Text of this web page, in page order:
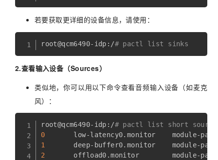
若要获取更详细的设备信息，请使用：
root@qcm6490-idp:/# pactl list sinks
2.查看输入设备（Sources）
类似地，你可以用以下命令查看音频输入设备（如麦克
风）：
root@qcm6490-idp:/# pactl list short
0
1
2